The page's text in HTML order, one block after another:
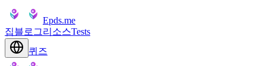
Epds.me
집블로그리소스Tests
퀴즈